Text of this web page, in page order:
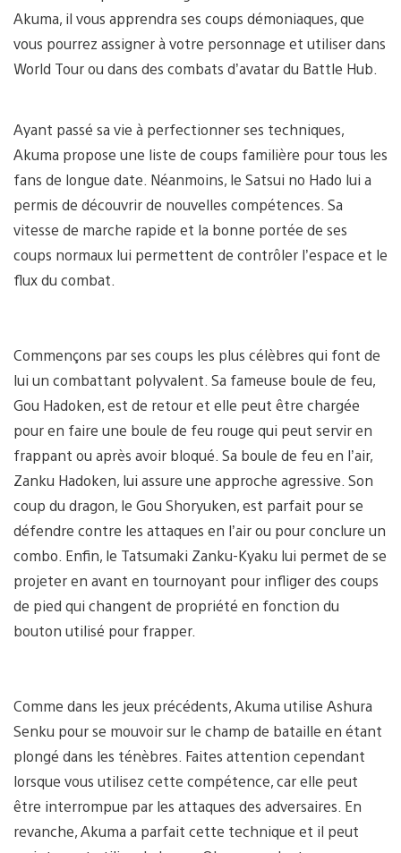
Akuma, il vous apprendra ses coups démoniaques, que
vous pourrez assigner à votre personnage et utiliser dans
World Tour ou dans des combats d’avatar du Battle Hub.
Ayant passé sa vie à perfectionner ses techniques,
Akuma propose une liste de coups familière pour tous les
fans de longue date. Néanmoins, le Satsui no Hado lui a
permis de découvrir de nouvelles compétences. Sa
vitesse de marche rapide et la bonne portée de ses
coups normaux lui permettent de contrôler l’espace et le
flux du combat.
Commençons par ses coups les plus célèbres qui font de
lui un combattant polyvalent. Sa fameuse boule de feu,
Gou Hadoken, est de retour et elle peut être chargée
pour en faire une boule de feu rouge qui peut servir en
frappant ou après avoir bloqué. Sa boule de feu en l’air,
Zanku Hadoken, lui assure une approche agressive. Son
coup du dragon, le Gou Shoryuken, est parfait pour se
défendre contre les attaques en l’air ou pour conclure un
combo. Enfin, le Tatsumaki Zanku-Kyaku lui permet de se
projeter en avant en tournoyant pour infliger des coups
de pied qui changent de propriété en fonction du
bouton utilisé pour frapper.
Comme dans les jeux précédents, Akuma utilise Ashura
Senku pour se mouvoir sur le champ de bataille en étant
plongé dans les ténèbres. Faites attention cependant
lorsque vous utilisez cette compétence, car elle peut
être interrompue par les attaques des adversaires. En
revanche, Akuma a parfait cette technique et il peut